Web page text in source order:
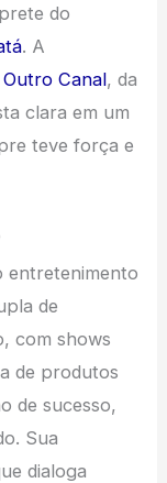
do
. A
Outro Canal, da
clara em um
teve força e
entretenimento
de
com shows
de produtos
de sucesso,
Sua
dialoga